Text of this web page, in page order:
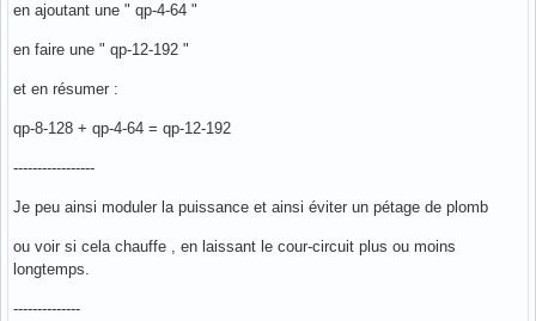
en ajoutant une " qp-4-64 "
en faire une " qp-12-192 "
et en résumer :
qp-8-128 + qp-4-64 = qp-12-192
-----------------
Je peu ainsi moduler la puissance et ainsi éviter un pétage de plomb
ou voir si cela chauffe , en laissant le cour-circuit plus ou moins
longtemps.
--------------